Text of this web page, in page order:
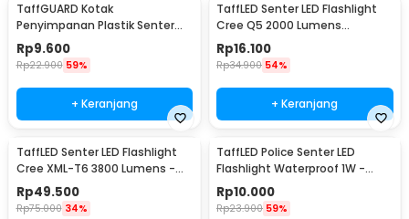
TaffGUARD Kotak
Penyimpanan Plastik Senter
LED Box 18x11.5x4.7cm - FN10
Rp9.600
Rp22.900 59%
+ Keranjang
TaffLED Senter LED Flashlight
Cree Q5 2000 Lumens
Aluminium Steel - LFU01
Rp16.100
Rp34.900 54%
+ Keranjang
TaffLED Senter LED Flashlight
Cree XML-T6 3800 Lumens -
E27
Rp49.500
Rp75.000 34%
TaffLED Police Senter LED
Flashlight Waterproof 1W -
TAC2L
Rp10.000
Rp23.900 59%